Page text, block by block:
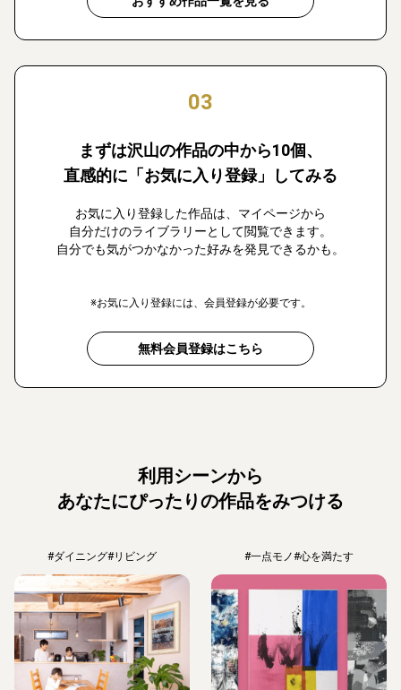
03
まずは沢山の作品の中から10個、
直感的に「お気に入り登録」してみる
お気に入り登録した作品は、マイページから
自分だけのライブラリーとして閲覧できます。
自分でも気がつかなかった好みを発見できるかも。
※お気に入り登録には、会員登録が必要です。
無料会員登録はこちら
利用シーンから
あなたにぴったりの作品をみつける
#ダイニング#リビング #一点モノ#心を満たす